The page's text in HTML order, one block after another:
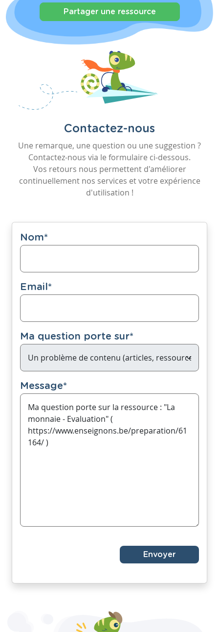
Partager une ressource
Contactez-nous
Une remarque, une question ou une suggestion ?
Contactez-nous via le formulaire ci-dessous.
Vos retours nous permettent d'améliorer
continuellement nos services et votre expérience
d'utilisation !
Nom*
Email*
Ma question porte sur*
Message*
Envoyer